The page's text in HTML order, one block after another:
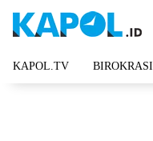
KAPOL.TV BIROKRASI